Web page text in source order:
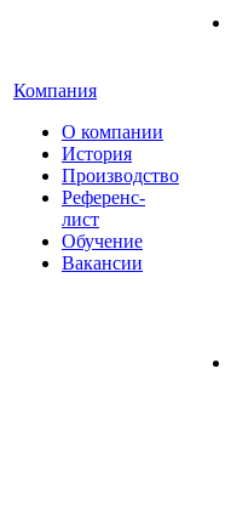
Компания
О компании
История
Производство
Референс-
лист
Обучение
Вакансии